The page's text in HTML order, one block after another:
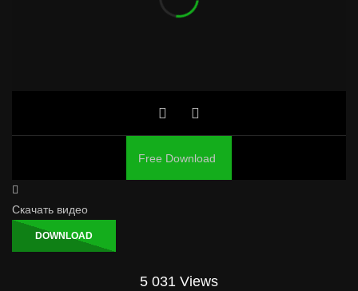
Free Download
Скачать видео
DOWNLOAD
5 031 Views